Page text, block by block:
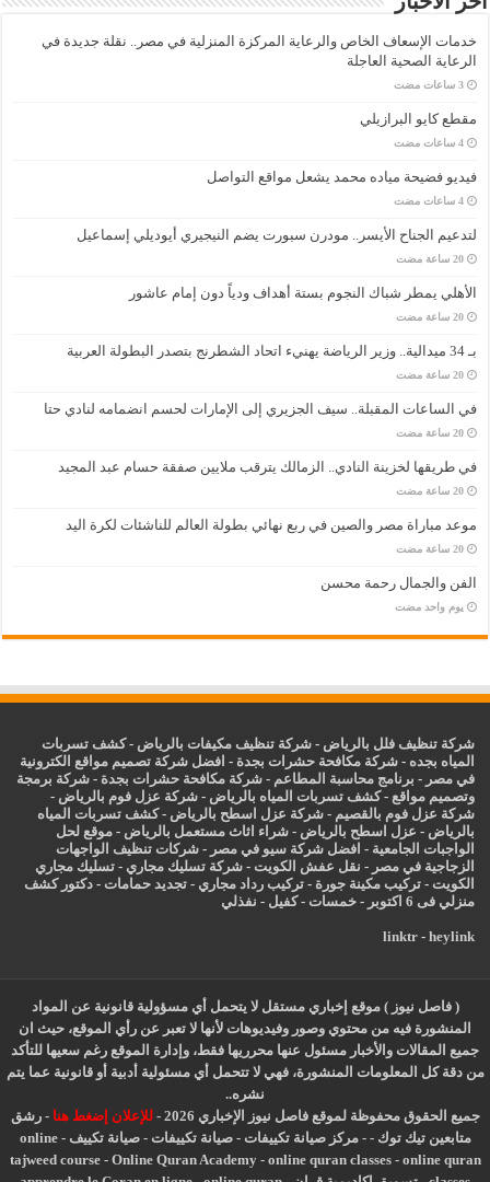
خدمات الإسعاف الخاص والرعاية المركزة المنزلية في مصر.. نقلة جديدة في
الرعاية الصحية العاجلة
‏3 ساعات مضت
مقطع كايو البرازيلي
‏4 ساعات مضت
فيديو فضيحة مياده محمد يشعل مواقع التواصل
‏4 ساعات مضت
لتدعيم الجناح الأيسر.. مودرن سبورت يضم النيجيري أيوديلي إسماعيل
‏20 ساعة مضت
الأهلي يمطر شباك النجوم بستة أهداف ودياً دون إمام عاشور
‏20 ساعة مضت
بـ 34 ميدالية.. وزير الرياضة يهنيء اتحاد الشطرنج بتصدر البطولة العربية
‏20 ساعة مضت
في الساعات المقبلة.. سيف الجزيري إلى الإمارات لحسم انضمامه لنادي حتا
‏20 ساعة مضت
في طريقها لخزينة النادي.. الزمالك يترقب ملايين صفقة حسام عبد المجيد
‏20 ساعة مضت
موعد مباراة مصر والصين في ربع نهائي بطولة العالم للناشئات لكرة اليد
‏20 ساعة مضت
الفن والجمال رحمة محسن
‏يوم واحد مضت
شركة تنظيف فلل بالرياض -شركة تنظيف مكيفات بالرياض -كشف تسربات
المياه بجده -شركة مكافحة حشرات بجدة - افضل شركة تصميم مواقع الكترونية
في مصر - برنامج محاسبة المطاعم -شركة مكافحة حشرات بجدة -شركة برمجة
وتصميم مواقع -كشف تسربات المياه بالرياض -شركة عزل فوم بالرياض -
شركة عزل فوم بالقصيم -شركة عزل اسطح بالرياض -كشف تسربات المياه
بالرياض - عزل اسطح بالرياض -شراء اثاث مستعمل بالرياض - موقع لحل
الواجبات الجامعية - افضل شركة سيو في مصر -شركات تنظيف الواجهات
الزجاجية في مصر - نقل عفش الكويت -شركة تسليك مجاري -تسليك مجاري
الكويت -تركيب مكينة جورة -تركيب رداد مجاري -تجديد حمامات -دكتور كشف
منزلي فى 6 اكتوبر
-خمسات -كفيل - نفذلي
linktr- heylink
( فاصل نيوز ) موقع إخباري مستقل لا يتحمل أي مسؤولية قانونية عن المواد
المنشورة فيه من محتوي وصور وفيديوهات لأنها لا تعبر عن رأي الموقع، حيث ان
جميع المقالات والأخبار مسئول عنها محرريها فقط، وإدارة الموقع رغم سعيها للتأكد
من دقة كل المعلومات المنشورة، فهي لا تتحمل أي مسئولية أدبية أو قانونية عما يتم
نشره..
جميع الحقوق محفوظة لموقع فاصل نيوز الإخباري 2026 -
للإعلان إضغط هنا -رشق
متابعين تيك توك -
-مركز صيانة تكييفات -صيانة تكييفات -صيانة تكييف -
online
tajweed course- Online Quran Academy- online quran classes- online quran